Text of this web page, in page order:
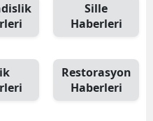
Sille
Haberleri
Restorasyon
Haberleri